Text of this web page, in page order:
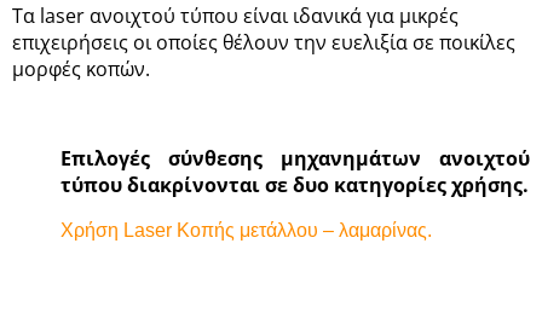
Τα laser ανοιχτού τύπου είναι ιδανικά για μικρές
επιχειρήσεις οι οποίες θέλουν την ευελιξία σε ποικίλες
μορφές κοπών.
Επιλογές σύνθεσης μηχανημάτων ανοιχτού
τύπου διακρίνονται σε δυο κατηγορίες χρήσης.
Χρήση Laser Κοπής μετάλλου – λαμαρίνας.